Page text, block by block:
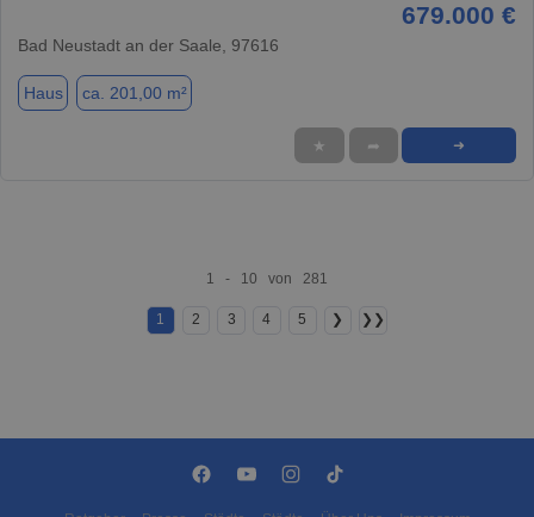
679.000 €
Bad Neustadt an der Saale, 97616
Haus ca. 201,00 m²
★ ➦ ➜
1 - 10 von 281
1 2 3 4 5 ❯ ❯❯